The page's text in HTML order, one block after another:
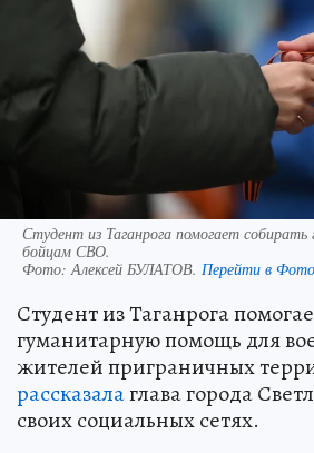
Студент из Таганрога помогает
бойцам СВО.
Фото:Алексей БУЛАТОВ. Перейти в
Студент из Таганрога
гуманитарную помощь для
жителей приграничных
рассказалаглава города
своих социальных сетях.